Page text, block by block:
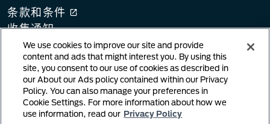
条款和条件
收集通知
隐私政策
您的隐私选择
链接政策
版权侵权通知
用户生成内容
We use cookies to improve our site and provide
content and ads that might interest you. By using this
site, you consent to our use of cookies as described in
our About our Ads policy contained within our Privacy
Policy. You can also manage your preferences in
Cookie Settings. For more information about how we
use information, read our Privacy Policy